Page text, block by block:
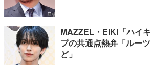
MAZZEL・EIKI「ハイ
プの共通点熱弁「ルー
ど」